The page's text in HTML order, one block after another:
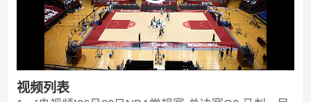
视频列表